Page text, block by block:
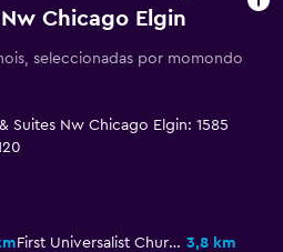
Chicago Elgin
seleccionadas por momondo
Suites Nw Chicago Elgin: 1585
First Universalist Church 3,8 km